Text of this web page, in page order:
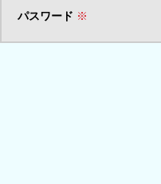
パスワード ※